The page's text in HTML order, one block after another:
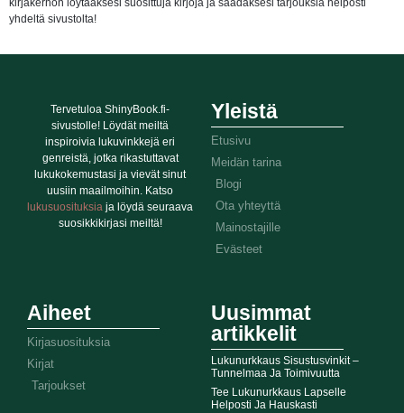
kirjakerhon löytääksesi suosittuja kirjoja ja saadaksesi tarjouksia helposti
yhdeltä sivustolta!
Tervetuloa ShinyBook.fi-
sivustolle! Löydät meiltä
inspiroivia lukuvinkkejä eri
genreistä, jotka rikastuttavat
lukukokemustasi ja vievät sinut
uusiin maailmoihin. Katso
lukusuosituksia ja löydä seuraava
suosikkikirjasi meiltä!
Yleistä
Etusivu
Meidän tarina
Blogi
Ota yhteyttä
Mainostajille
Evästeet
Aiheet
Kirjasuosituksia
Kirjat
Tarjoukset
Uusimmat
artikkelit
Lukunurkkaus Sisustusvinkit –
Tunnelmaa Ja Toimivuutta
Tee Lukunurkkaus Lapselle
Helposti Ja Hauskasti